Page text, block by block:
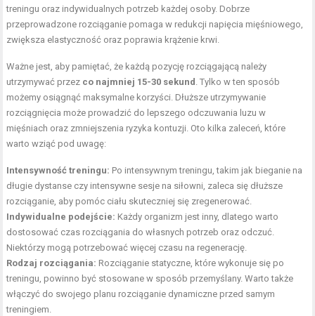
treningu oraz indywidualnych potrzeb każdej osoby. Dobrze
przeprowadzone rozciąganie pomaga w redukcji napięcia mięśniowego,
zwiększa elastyczność oraz poprawia krążenie krwi.
Ważne jest, aby pamiętać, że każdą pozycję rozciągającą należy
utrzymywać przez co najmniej 15-30 sekund . Tylko w ten sposób
możemy osiągnąć maksymalne korzyści. Dłuższe utrzymywanie
rozciągnięcia może prowadzić do lepszego odczuwania luzu w
mięśniach oraz zmniejszenia ryzyka kontuzji. Oto kilka zaleceń, które
warto wziąć pod uwagę:
Intensywność treningu: Po intensywnym treningu, takim jak bieganie na
długie dystanse czy intensywne sesje na siłowni, zaleca się dłuższe
rozciąganie, aby pomóc ciału skuteczniej się zregenerować.
Indywidualne podejście: Każdy organizm jest inny, dlatego warto
dostosować czas rozciągania do własnych potrzeb oraz odczuć.
Niektórzy mogą potrzebować więcej czasu na regenerację.
Rodzaj rozciągania: Rozciąganie statyczne, które wykonuje się po
treningu, powinno być stosowane w sposób przemyślany. Warto także
włączyć do swojego planu rozciąganie dynamiczne przed samym
treningiem.